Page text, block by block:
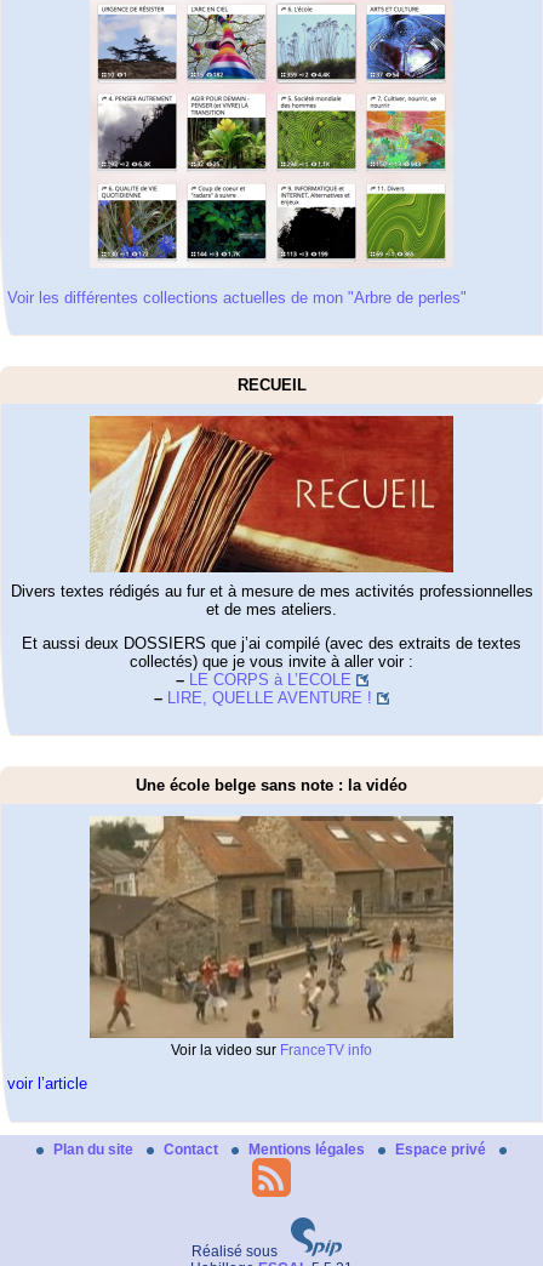
Voir les différentes collections actuelles de mon "Arbre de perles"
RECUEIL
Divers textes rédigés au fur et à mesure de mes activités professionnelles
et de mes ateliers.
Et aussi deux DOSSIERS que j’ai compilé (avec des extraits de textes
collectés) que je vous invite à aller voir :
–
LE CORPS à L’ECOLE
–
LIRE, QUELLE AVENTURE !
Une école belge sans note : la vidéo
Voir la video sur FranceTV info
voir l’article
Plan du site Contact Mentions légales Espace privé
Réalisé sous